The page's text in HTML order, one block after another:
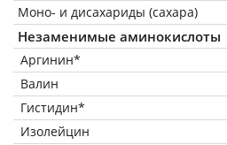
Моно- и дисахариды (сахара)
Незаменимые аминокислоты
Аргинин*
Валин
Гистидин*
Изолейцин